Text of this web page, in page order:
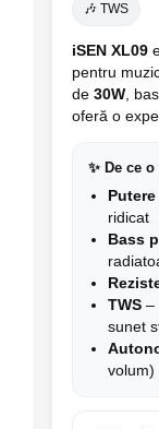
🎶 TWS
iSEN XL09
pentru
de 30W ,
oferă o
✨ De ce
Putere
ridicat
Bass
TWS –
sunet
volum)